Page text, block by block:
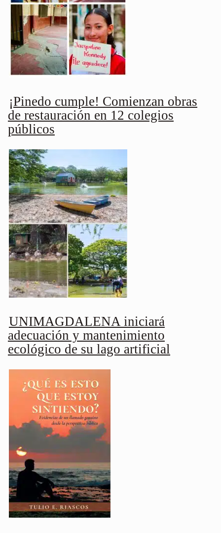
¡Pinedo cumple! Comienzan obras
de restauración en 12 colegios
públicos
UNIMAGDALENA iniciará
adecuación y mantenimiento
ecológico de su lago artificial